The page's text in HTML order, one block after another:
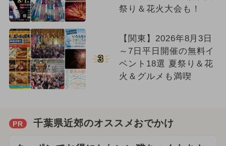
祭り＆花火大会も！
3
【関東】2026年8月3日
～7日平日開催の無料イ
ベント18選 夏祭り＆花
火＆グルメも満喫
PR 千葉県近郊のオススメおでかけ